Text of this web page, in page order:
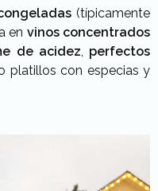
(típicamente
en vinos concentrados
de acidez, perfectos
platillos con especias y